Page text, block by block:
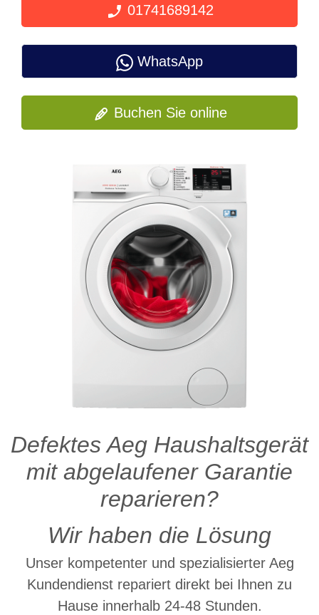
01741689142
WhatsApp
Buchen Sie online
Defektes Aeg Haushaltsgerät
mit abgelaufener Garantie
reparieren?
Wir haben die Lösung
Unser kompetenter und spezialisierter Aeg
Kundendienst repariert direkt bei Ihnen zu
Hause innerhalb 24-48 Stunden.